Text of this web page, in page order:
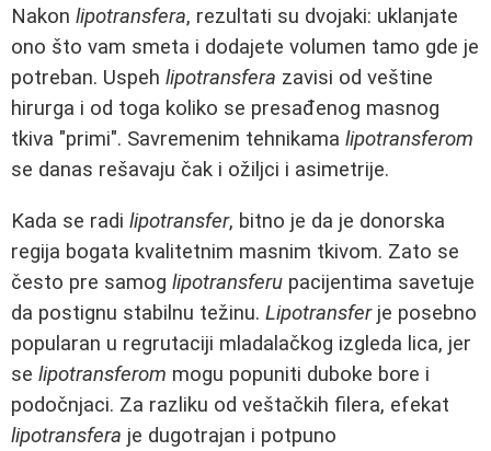
Nakon lipotransfera, rezultati su dvojaki: uklanjate
ono što vam smeta i dodajete volumen tamo gde je
potreban. Uspeh lipotransfera zavisi od veštine
hirurga i od toga koliko se presađenog masnog
tkiva "primi". Savremenim tehnikama lipotransferom
se danas rešavaju čak i ožiljci i asimetrije.
Kada se radi lipotransfer, bitno je da je donorska
regija bogata kvalitetnim masnim tkivom. Zato se
često pre samog lipotransferu pacijentima savetuje
da postignu stabilnu težinu. Lipotransferje posebno
popularan u regrutaciji mladalačkog izgleda lica, jer
se lipotransferom mogu popuniti duboke bore i
podočnjaci. Za razliku od veštačkih filera, efekat
lipotransfera je dugotrajan i potpuno